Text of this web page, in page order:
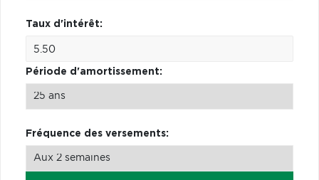
Taux d'intérêt:
Période d'amortissement:
Fréquence des versements: